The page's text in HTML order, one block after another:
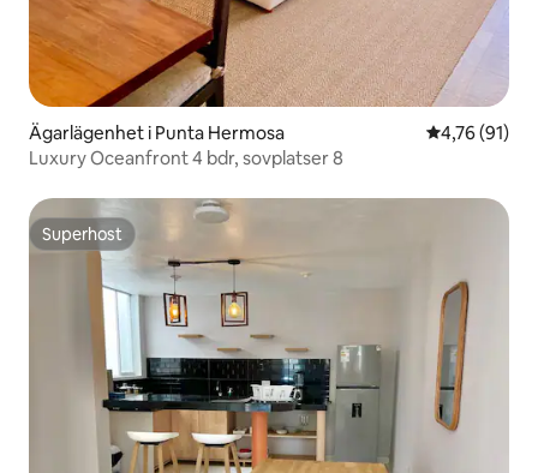
Ägarlägenhet i Punta Hermosa 4,76 av 5 i
4,76 (91)
Luxury Oceanfront 4 bdr, sovplatser 8
Superhost
Superhost